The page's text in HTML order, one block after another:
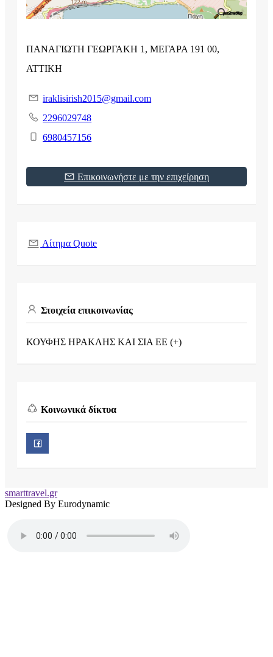
ΠΑΝΑΓΙΩΤΗ ΓΕΩΡΓΑΚΗ 1, ΜΕΓΑΡΑ 191 00,
ΑΤΤΙΚΗ
iraklisirish2015@gmail.com
2296029748
6980457156
Επικοινωνήστε με την επιχείρηση
Αίτημα Quote
Στοιχεία επικοινωνίας
ΚΟΥΦΗΣ ΗΡΑΚΛΗΣ ΚΑΙ ΣΙΑ ΕΕ (+)
Κοινωνικά δίκτυα
smarttravel.gr
Designed By Eurodynamic